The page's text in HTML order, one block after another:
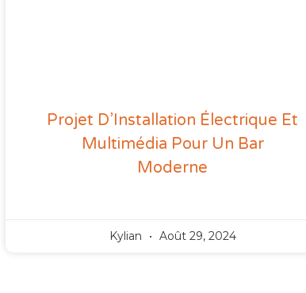
Projet D’Installation Électrique Et
Multimédia Pour Un Bar
Moderne
Kylian Août 29, 2024